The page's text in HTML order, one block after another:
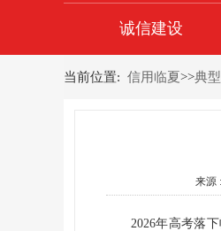
诚信建设
当前位置: 信用临夏>>典
来源 :
2026年高考落